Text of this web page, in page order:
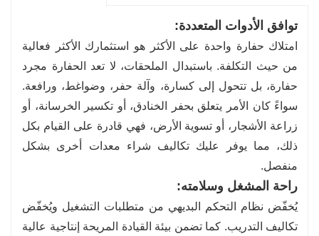
توافق الأدوات المتعددة:
امتلاك حفارة واحدة على الأكثر هو استثمارك الأكثر فعالية
من حيث التكلفة. باستبدال الملحقات، لا تعد الحفارة مجرد
حفارة، بل تتحول إلى كسارة، وآلة حفر، وضواغط، ورافعة.
سواءً كان الأمر يتعلق بحفر الخنادق، أو تكسير الخرسانة، أو
زراعة الأشجار، أو تسوية الأرض، فهي قادرة على القيام بكل
ذلك، مما يوفر عليك تكاليف شراء معدات أخرى بشكل
منفصل.
راحة المشغل وسلامته:
يُخفّض نظام التحكم البديهي من متطلبات التشغيل ويُخفّض
تكاليف التدريب. كما تضمن بيئة القيادة المريحة إنتاجية عالية